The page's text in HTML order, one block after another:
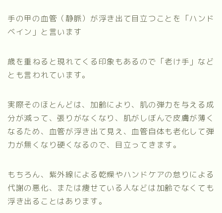
手の甲の血管（静脈）が浮き出て目立つことを「ハンド
ベイン」と言います
歳を重ねると現れてくる印象もあるので「老け手」など
とも言われています。
実際そのほとんどは、加齢により、肌の弾力を与える成
分が減って、張りがなくなり、肌がしぼんで皮膚が薄く
なるため、血管が浮き出て見え、血管自体も老化して弾
力が無くなり硬くなるので、目立ってきます。
もちろん、紫外線による乾燥やハンドケアの怠りによる
代謝の悪化、または痩せている人などは加齢でなくても
浮き出ることはあります。